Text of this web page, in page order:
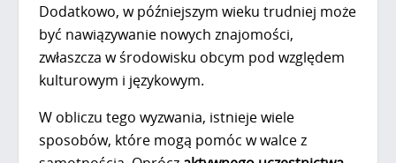
Dodatkowo, w późniejszym wieku trudniej może
być nawiązywanie nowych znajomości,
zwłaszcza w środowisku obcym pod względem
kulturowym i językowym.
W obliczu tego wyzwania, istnieje wiele
sposobów, które mogą pomóc w walce z